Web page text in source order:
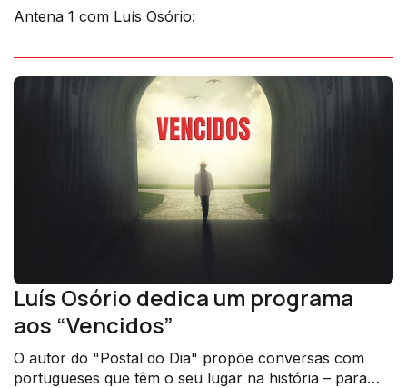
Antena 1 com Luís Osório:
Luís Osório dedica um programa
aos “Vencidos”
O autor do "Postal do Dia" propõe conversas com
portugueses que têm o seu lugar na história – para